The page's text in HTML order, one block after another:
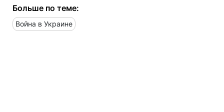
Больше по теме:
Война в Украине